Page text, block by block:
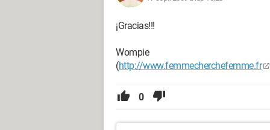
¡Gracias!!!
Wompie
(http://www.femmecherchefemme.fr
0